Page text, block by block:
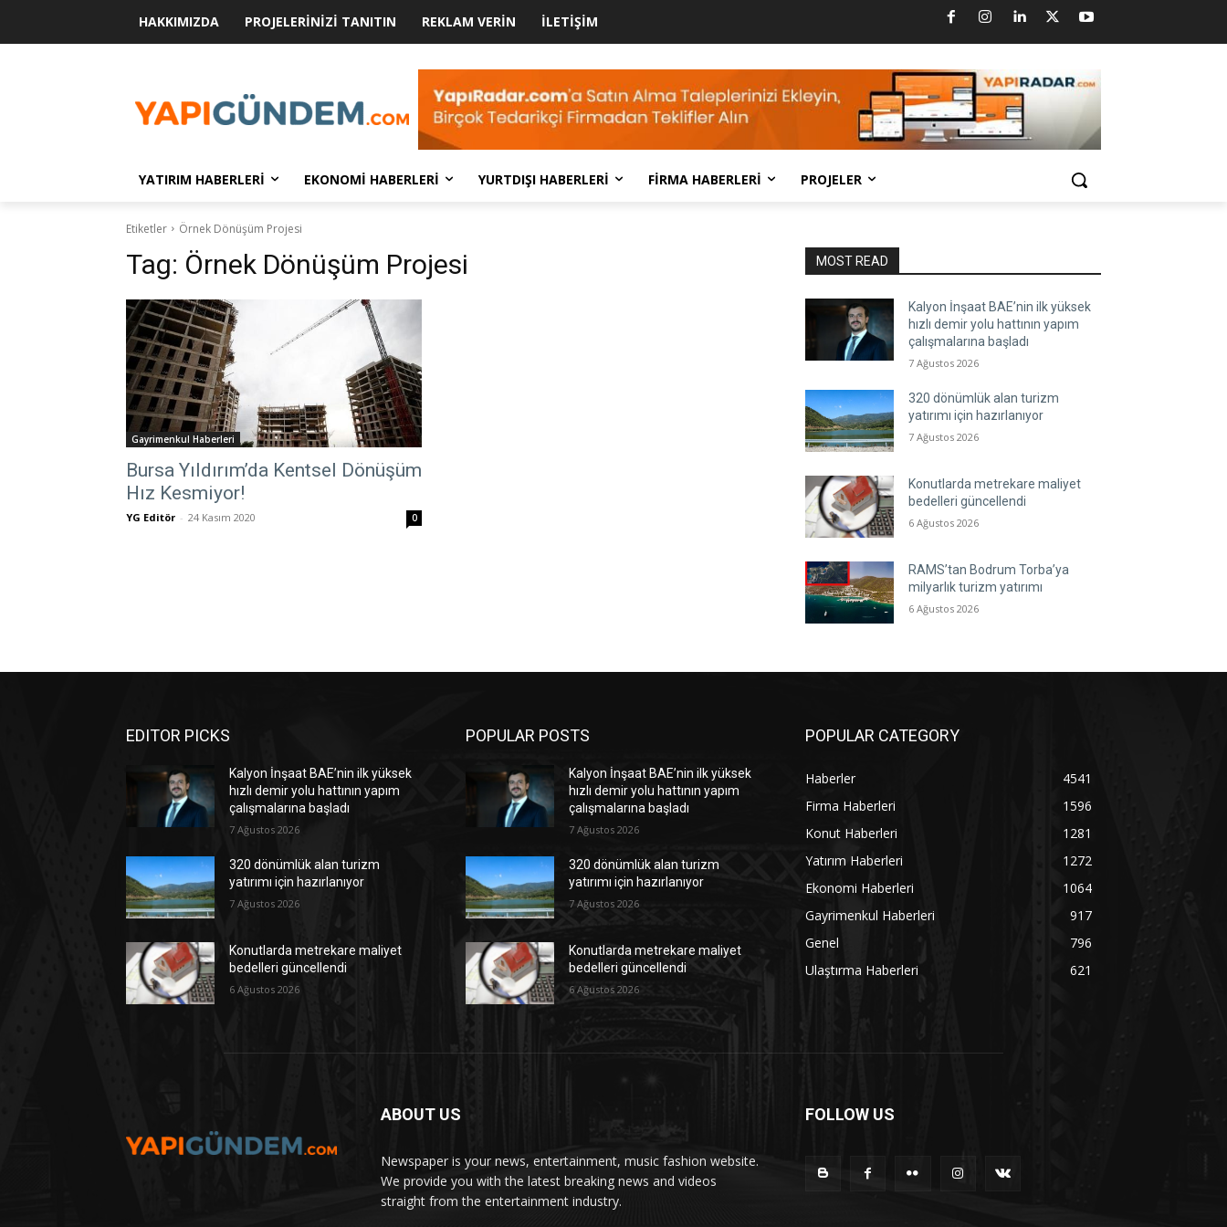
HAKKIMIZDA PROJELERINIZI TANITIN REKLAM VERIN İLETIŞIM
YATIRIM HABERLERI EKONOMI HABERLERI YURTDIŞI HABERLERI FIRMA HABERLERI PROJELER
Etiketler Örnek Dönüşüm Projesi
Tag: Örnek Dönüşüm Projesi
Gayrimenkul Haberleri
Bursa Yıldırım’da Kentsel Dönüşüm
Hız Kesmiyor!
YG Editör - 24 Kasım 2020 0
MOST READ
Kalyon İnşaat BAE’nin ilk yüksek
hızlı demir yolu hattının yapım
çalışmalarına başladı
7 Ağustos 2026
320 dönümlük alan turizm
yatırımı için hazırlanıyor
7 Ağustos 2026
Konutlarda metrekare maliyet
bedelleri güncellendi
6 Ağustos 2026
RAMS’tan Bodrum Torba’ya
milyarlık turizm yatırımı
6 Ağustos 2026
EDITOR PICKS
Kalyon İnşaat BAE’nin ilk yüksek
hızlı demir yolu hattının yapım
çalışmalarına başladı
7 Ağustos 2026
320 dönümlük alan turizm
yatırımı için hazırlanıyor
7 Ağustos 2026
Konutlarda metrekare maliyet
bedelleri güncellendi
6 Ağustos 2026
POPULAR POSTS
Kalyon İnşaat BAE’nin ilk yüksek
hızlı demir yolu hattının yapım
çalışmalarına başladı
7 Ağustos 2026
320 dönümlük alan turizm
yatırımı için hazırlanıyor
7 Ağustos 2026
Konutlarda metrekare maliyet
bedelleri güncellendi
6 Ağustos 2026
POPULAR CATEGORY
Haberler
4541
Firma Haberleri
1596
Konut Haberleri
1281
Yatırım Haberleri
1272
Ekonomi Haberleri
1064
Gayrimenkul Haberleri
917
Genel
796
Ulaştırma Haberleri
621
ABOUT US
Newspaper is your news, entertainment, music fashion website.
We provide you with the latest breaking news and videos
straight from the entertainment industry.
FOLLOW US